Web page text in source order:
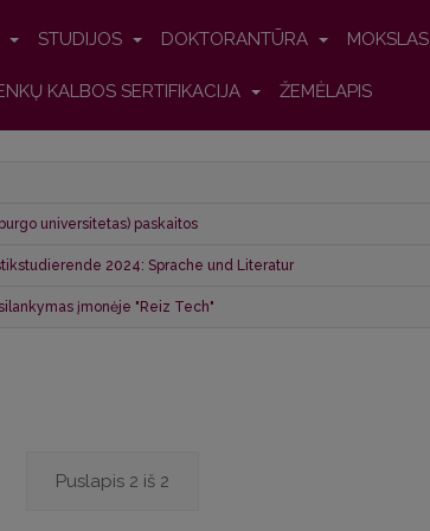
STUDIJOS DOKTORANTŪRA MOKSLAS
KALBOS SERTIFIKACIJA ŽEMĖLAPIS
universitetas) paskaitos
2024: Sprache und Literatur
įmonėje "Reiz Tech"
Puslapis 2 iš 2